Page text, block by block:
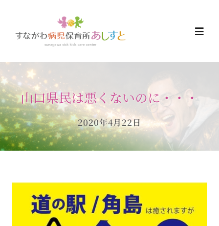
content
HOME
お知らせ
ご予約について
当日の過ごし方
山口県民は悪くないのに・・・
2020年4月22日